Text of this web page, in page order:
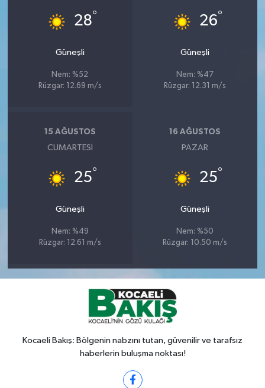
28°
Güneşli
Nem: %52
Rüzgar: 12.69 m/s
26°
Güneşli
Nem: %47
Rüzgar: 12.31 m/s
15 AĞUSTOS
CUMARTESI
25°
Güneşli
Nem: %49
Rüzgar: 12.61 m/s
16 AĞUSTOS
PAZAR
25°
Güneşli
Nem: %50
Rüzgar: 10.50 m/s
Kocaeli Bakış: Bölgenin nabzını tutan, güvenilir ve tarafsız
haberlerin buluşma noktası!